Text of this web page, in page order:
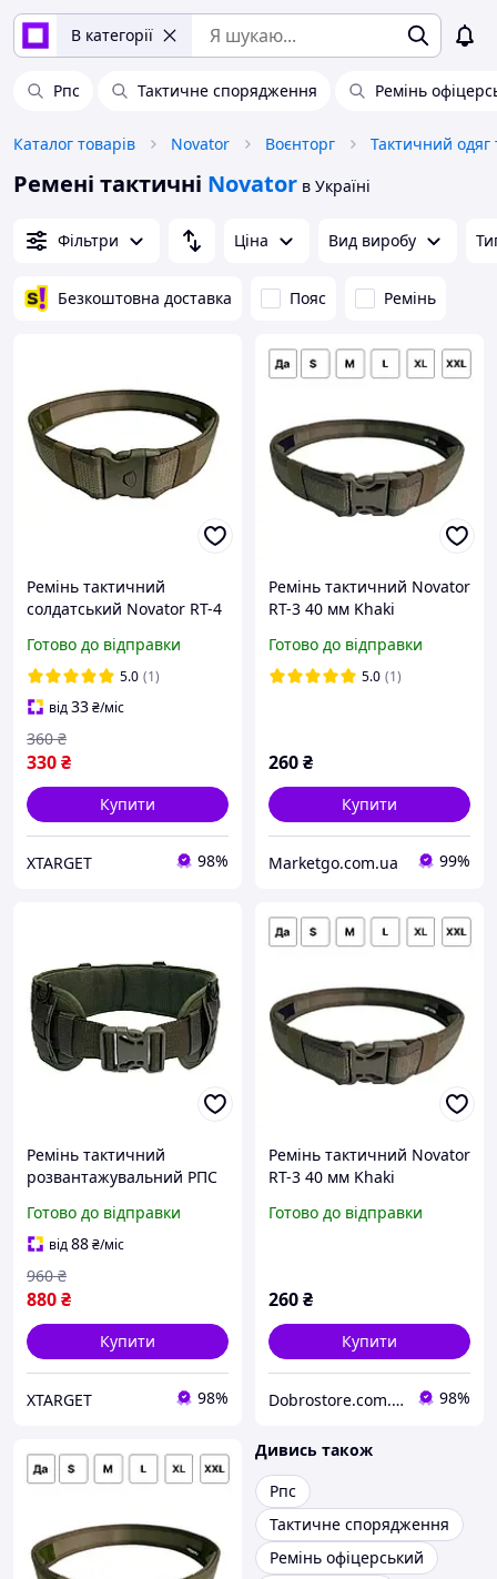
В категорії
Рпс Тактичне спорядження Ремінь
Каталог товарів Novator Воєнторг Тактичний одяг
Ремені тактичні Novator в Україні
Фільтри Ціна Вид виробу
Безкоштовна доставка Пояс Ремінь
Ремінь тактичний
солдатський Novator RT-4
Готово до відправки
5.0 (1)
від33₴/міс
330₴
360 ₴
Купити
XTARGET 98%
Ремінь тактичний Novator
RT-3 40 мм Khaki
військових охоронців
поліцейських M_1405
Готово до відправки
5.0 (1)
260₴
Купити
Marketgo.com.ua 99%
Ремінь тактичний
розвантажувальний РПС
Модульний ремінь
Novator RT-5 (Khaki)
Готово до відправки
від88₴/міс
880₴
960 ₴
Купити
XTARGET 98%
Ремінь тактичний Novator
RT-3 40 мм Khaki
військових охоронців
Готово до відправки
260₴
Купити
Dobrostore.com.ua 98%
Дивись також
Рпс
Тактичне спорядження
Ремінь офіцерський